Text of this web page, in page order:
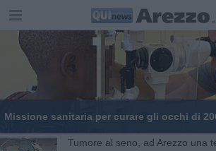
Missione sanitaria per curare gli occhi di
Tumore al seno, ad Arezzo una